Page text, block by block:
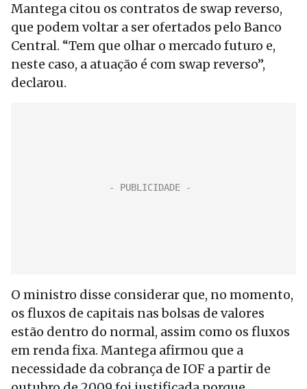
Mantega citou os contratos de swap reverso,
que podem voltar a ser ofertados pelo Banco
Central. “Tem que olhar o mercado futuro e,
neste caso, a atuação é com swap reverso”,
declarou.
O ministro disse considerar que, no momento,
os fluxos de capitais nas bolsas de valores
estão dentro do normal, assim como os fluxos
em renda fixa. Mantega afirmou que a
necessidade da cobrança de IOF a partir de